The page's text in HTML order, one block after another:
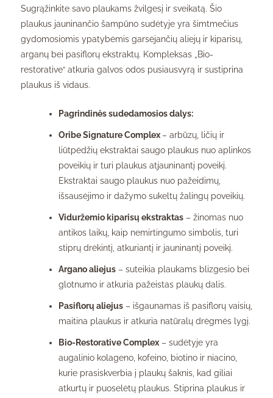
Sugrąžinkite savo plaukams žvilgesį ir sveikatą. Šio
plaukus jauninančio šampūno sudėtyje yra šimtmečius
gydomosiomis ypatybėmis garsėjančių aliejų ir kiparisų,
arganų bei pasiflorų ekstraktų. Kompleksas „Bio-
restorative“ atkuria galvos odos pusiausvyrą ir sustiprina
plaukus iš vidaus.
Pagrindinės sudedamosios dalys:
Oribe Signature Complex– arbūzų, ličių ir
liūtpėdžių ekstraktai saugo plaukus nuo aplinkos
poveikių ir turi plaukus atjauninantį poveikį.
Ekstraktai saugo plaukus nuo pažeidimų,
išsausėjimo ir dažymo sukeltų žalingų poveikių.
Viduržemio kiparisų ekstraktas – žinomas nuo
antikos laikų, kaip nemirtingumo simbolis, turi
stiprų drėkintį, atkuriantį ir jauninantį poveikį.
Argano aliejus – suteikia plaukams blizgesio bei
glotnumo ir atkuria pažeistas plaukų dalis.
Pasiflorų aliejus – išgaunamas iš pasiflorų vaisių,
maitina plaukus ir atkuria natūralų drėgmės lygį.
Bio-Restorative Complex– sudėtyje yra
augalinio kolageno, kofeino, biotino ir niacino,
kurie prasiskverbia į plaukų šaknis, kad giliai
atkurtų ir puoselėtų plaukus. Stiprina plaukus ir